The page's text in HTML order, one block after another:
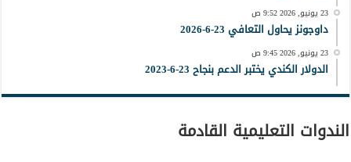
23 يونيو, 2026 9:52 ص
داوجونز يحاول التعافي 23-6-2026
23 يونيو, 2026 9:45 ص
الدولار الكندي يختبر الدعم بنجاح 23-6-2023
الندوات التعليمية القادمة